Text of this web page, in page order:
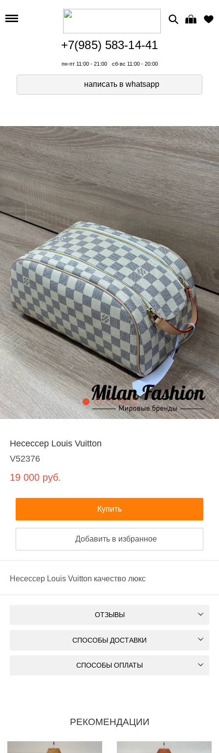
+7(985) 583-14-41
пн-пт 11:00 - 21:00 сб-вс 11:00 - 20:00
написать в whatsapp
Несессер Louis Vuitton
V52376
19 000 руб.
Купить
Добавить в избранное
Несессер Louis Vuitton качество люкс
ОТЗЫВЫ
СПОСОБЫ ДОСТАВКИ
СПОСОБЫ ОПЛАТЫ
РЕКОМЕНДАЦИИ